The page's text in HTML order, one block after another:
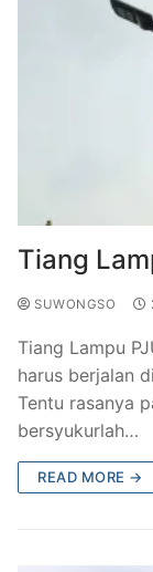
Tiang
SUWONGSO
Tiang Lampu
harus berjalan
Tentu rasanya
bersyukurlah…
READ MORE →